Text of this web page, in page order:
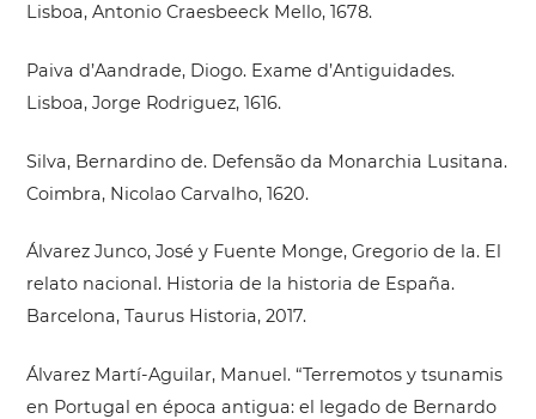
Lisboa, Antonio Craesbeeck Mello, 1678.
Paiva d’Aandrade, Diogo. Exame d’Antiguidades.
Lisboa, Jorge Rodriguez, 1616.
Silva, Bernardino de. Defensão da Monarchia Lusitana.
Coimbra, Nicolao Carvalho, 1620.
Álvarez Junco, José y Fuente Monge, Gregorio de la. El
relato nacional. Historia de la historia de España.
Barcelona, Taurus Historia, 2017.
Álvarez Martí-Aguilar, Manuel. “Terremotos y tsunamis
en Portugal en época antigua: el legado de Bernardo